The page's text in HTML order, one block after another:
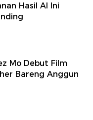
Hasil AI Ini
Mo Debut Film
Bareng Anggun